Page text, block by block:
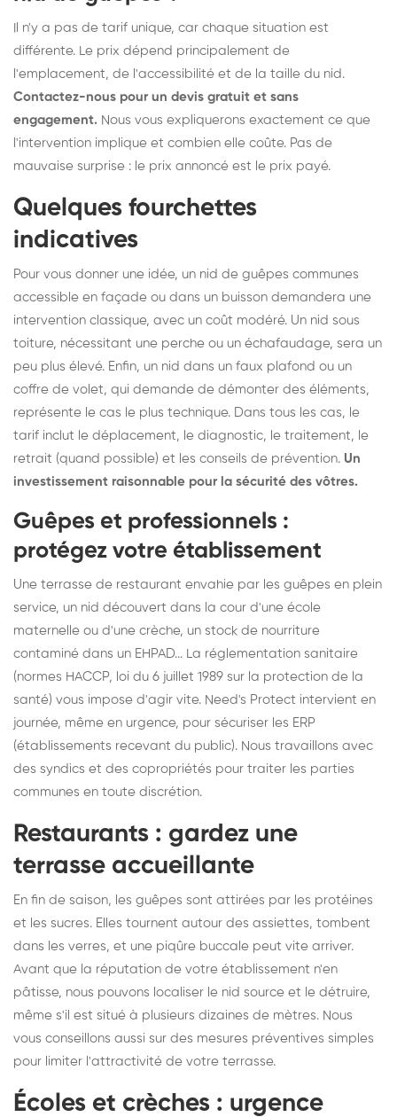
Il n'y a pas de tarif unique, car chaque situation est
différente. Le prix dépend principalement de
l'emplacement, de l'accessibilité et de la taille du nid.
Contactez-nous pour un devis gratuit et sans
engagement. Nous vous expliquerons exactement ce que
l'intervention implique et combien elle coûte. Pas de
mauvaise surprise : le prix annoncé est le prix payé.
Quelques fourchettes
indicatives
Pour vous donner une idée, un nid de guêpes communes
accessible en façade ou dans un buisson demandera une
intervention classique, avec un coût modéré. Un nid sous
toiture, nécessitant une perche ou un échafaudage, sera un
peu plus élevé. Enfin, un nid dans un faux plafond ou un
coffre de volet, qui demande de démonter des éléments,
représente le cas le plus technique. Dans tous les cas, le
tarif inclut le déplacement, le diagnostic, le traitement, le
retrait (quand possible) et les conseils de prévention. Un
investissement raisonnable pour la sécurité des vôtres.
Guêpes et professionnels :
protégez votre établissement
Une terrasse de restaurant envahie par les guêpes en plein
service, un nid découvert dans la cour d'une école
maternelle ou d'une crèche, un stock de nourriture
contaminé dans un EHPAD... La réglementation sanitaire
(normes HACCP, loi du 6 juillet 1989 sur la protection de la
santé) vous impose d'agir vite. Need's Protect intervient en
journée, même en urgence, pour sécuriser les ERP
(établissements recevant du public). Nous travaillons avec
des syndics et des copropriétés pour traiter les parties
communes en toute discrétion.
Restaurants : gardez une
terrasse accueillante
En fin de saison, les guêpes sont attirées par les protéines
et les sucres. Elles tournent autour des assiettes, tombent
dans les verres, et une piqûre buccale peut vite arriver.
Avant que la réputation de votre établissement n'en
pâtisse, nous pouvons localiser le nid source et le détruire,
même s'il est situé à plusieurs dizaines de mètres. Nous
vous conseillons aussi sur des mesures préventives simples
pour limiter l'attractivité de votre terrasse.
Écoles et crèches : urgence